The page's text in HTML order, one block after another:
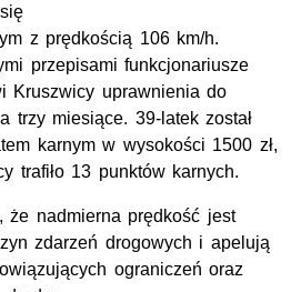
z prędkością 106 km/h.
przepisami funkcjonariusze
Kruszwicy uprawnienia do
trzy miesiące. 39-latek został
karnym w wysokości 1500 zł,
trafiło 13 punktów karnych.
że nadmierna prędkość jest
zdarzeń drogowych i apelują
ograniczeń oraz